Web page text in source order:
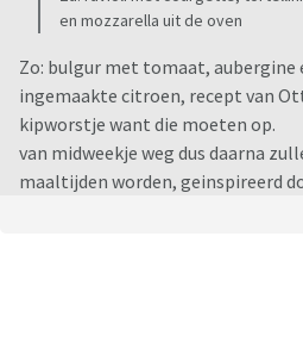
en mozzarella uit de oven
Zo: bulgur met tomaat, aubergine
ingemaakte citroen, recept van
kipworstje want die moeten op.
van midweekje weg dus daarna
maaltijden worden, geinspireerd